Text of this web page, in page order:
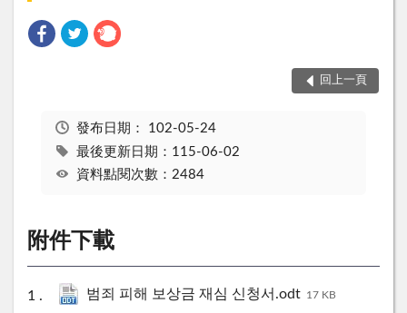
回上一頁
發布日期： 102-05-24
最後更新日期：115-06-02
資料點閱次數：2484
附件下載
범죄 피해 보상금 재심 신청서.odt 17 KB